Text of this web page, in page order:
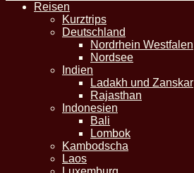
Reisen
Kurztrips
Deutschland
Nordrhein Westfalen
Nordsee
Indien
Ladakh und Zanskar
Rajasthan
Indonesien
Bali
Lombok
Kambodscha
Laos